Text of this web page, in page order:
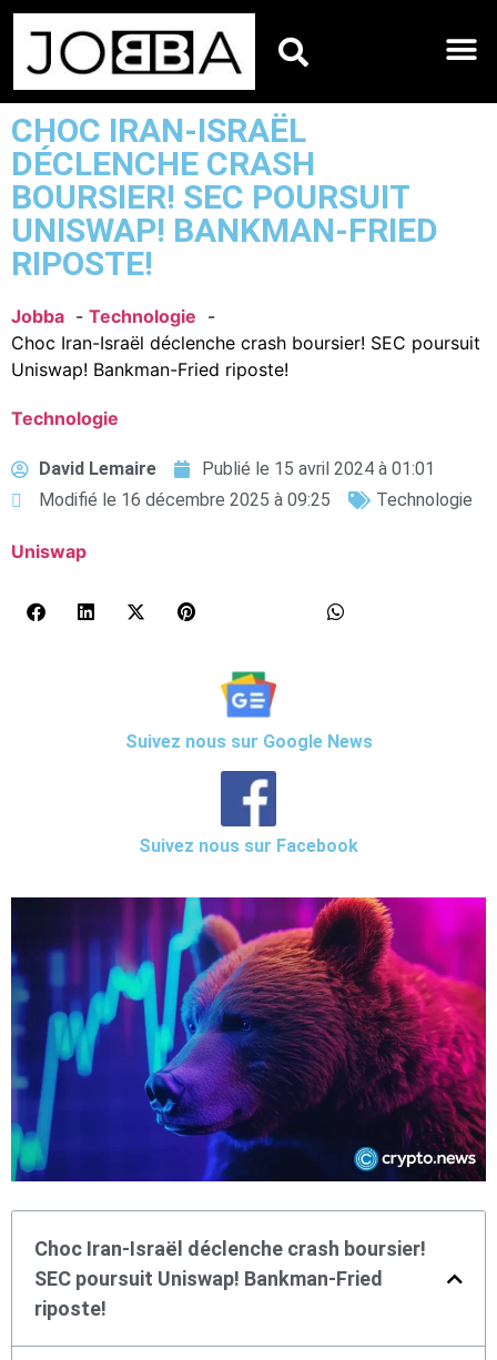
CHOC IRAN-ISRAËL
DÉCLENCHE CRASH
BOURSIER! SEC POURSUIT
UNISWAP! BANKMAN-FRIED
RIPOSTE!
Jobba
Technologie
Choc Iran-Israël déclenche crash boursier! SEC poursuit
Uniswap! Bankman-Fried riposte!
Technologie
David Lemaire Publié le 15 avril 2024 à 01:01
Modifié le 16 décembre 2025 à 09:25
Technologie
Uniswap
Suivez nous sur Google News
Suivez nous sur Facebook
Choc Iran-Israël déclenche crash boursier!
SEC poursuit Uniswap! Bankman-Fried
riposte!